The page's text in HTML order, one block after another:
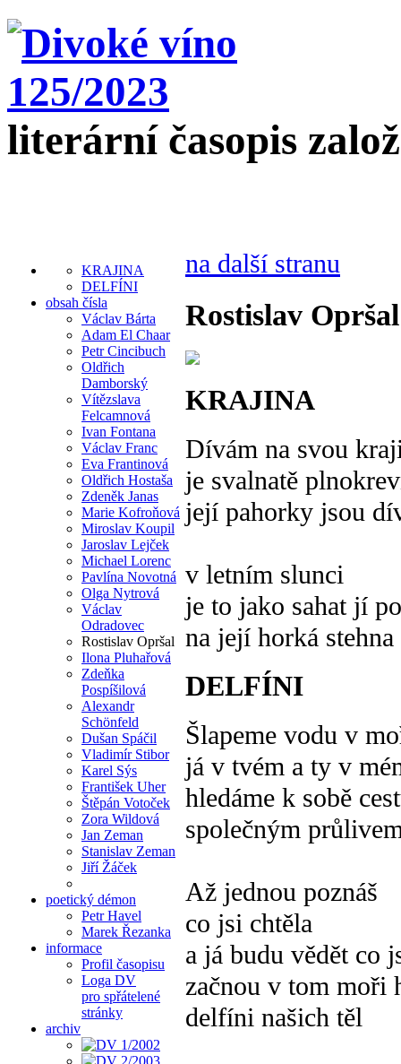
literární časopis
KRAJINA
DELFÍNI
obsah čísla
Václav Bárta
Adam El Chaar
Petr Cincibuch
Oldřich
Damborský
Vítězslava
Felcamnová
Ivan Fontana
Václav Franc
Eva Frantinová
Oldřich Hostaša
Zdeněk Janas
Marie Kofroňová
Miroslav Koupil
Jaroslav Lejček
Michael Lorenc
Pavlína Novotná
Olga Nytrová
Václav
Odradovec
Rostislav Opršal
Ilona Pluhařová
Zdeňka
Pospíšilová
Alexandr
Schönfeld
Dušan Spáčil
Vladimír Stibor
Karel Sýs
František Uher
Štěpán Votoček
Zora Wildová
Jan Zeman
Stanislav Zeman
Jiří Žáček
poetický démon
Petr Havel
Marek Řezanka
informace
Profil časopisu
Loga DV
pro spřátelené
stránky
archiv
na další stranu
Rostislav Opršal
KRAJINA
Dívám na svou
je svalnatě
její pahorky jsou
v letním slunci
je to jako sahat jí
na její horká stehna
DELFÍNI
Šlapeme vodu v
já v tvém a ty v
hledáme k sobě
společným
Až jednou poznáš
co jsi chtěla
a já budu vědět co
začnou v tom moři
delfíni našich těl